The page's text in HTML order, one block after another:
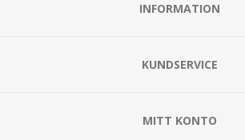
INFORMATION
KUNDSERVICE
MITT KONTO